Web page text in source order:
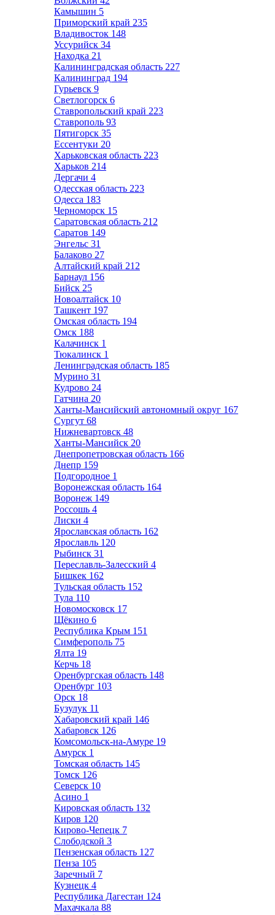
Камышин 5
Приморский край 235
Владивосток 148
Уссурийск 34
Находка 21
Калининградская область 227
Калининград 194
Гурьевск 9
Светлогорск 6
Ставропольский край 223
Ставрополь 93
Пятигорск 35
Ессентуки 20
Харьковская область 223
Харьков 214
Дергачи 4
Одесская область 223
Одесса 183
Черноморск 15
Саратовская область 212
Саратов 149
Энгельс 31
Балаково 27
Алтайский край 212
Барнаул 156
Бийск 25
Новоалтайск 10
Ташкент 197
Омская область 194
Омск 188
Калачинск 1
Тюкалинск 1
Ленинградская область 185
Мурино 31
Кудрово 24
Гатчина 20
Ханты-Мансийский автономный округ 167
Сургут 68
Нижневартовск 48
Ханты-Мансийск 20
Днепропетровская область 166
Днепр 159
Подгородное 1
Воронежская область 164
Воронеж 149
Россошь 4
Лиски 4
Ярославская область 162
Ярославль 120
Рыбинск 31
Переславль-Залесский 4
Бишкек 162
Тульская область 152
Тула 110
Новомосковск 17
Щёкино 6
Республика Крым 151
Симферополь 75
Ялта 19
Керчь 18
Оренбургская область 148
Оренбург 103
Орск 18
Бузулук 11
Хабаровский край 146
Хабаровск 126
Комсомольск-на-Амуре 19
Амурск 1
Томская область 145
Томск 126
Северск 10
Асино 1
Кировская область 132
Киров 120
Кирово-Чепецк 7
Слободской 3
Пензенская область 127
Пенза 105
Заречный 7
Кузнецк 4
Республика Дагестан 124
Махачкала 88